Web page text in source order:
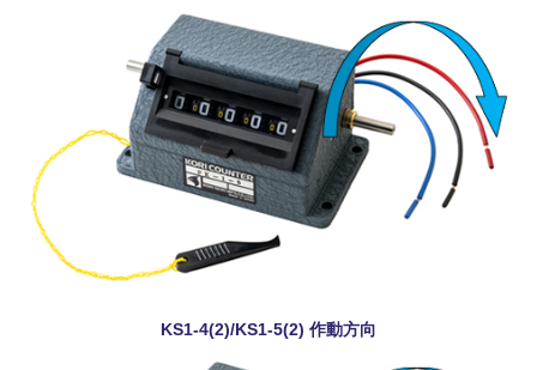
KS1-4(2)/KS1-5(2) 作動方向